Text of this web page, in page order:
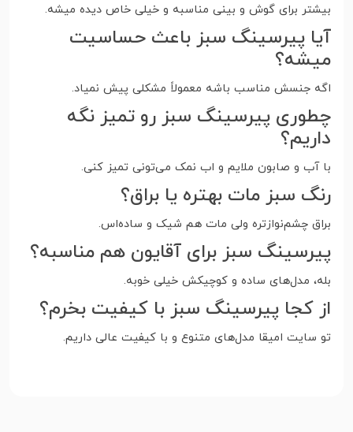
بیشتر برای گوش و بینی مناسبه و خیلی خاص دیده میشه.
آیا پیرسینگ سبز باعث حساسیت
میشه؟
اگه جنسش مناسب باشه معمولاً مشکلی پیش نمیاد.
چطوری پیرسینگ سبز رو تمیز نگه
داریم؟
با آب و صابون ملایم و اب نمک می‌تونی تمیز کنی.
رنگ سبز مات بهتره یا براق؟
براق چشم‌نوازتره ولی مات هم شیک و ساده‌اس.
پیرسینگ سبز برای آقایون هم مناسبه؟
بله، مدل‌های ساده و کوچیکش خیلی خوبه.
از کجا پیرسینگ سبز با کیفیت بخرم؟
تو سایت امیقا مدل‌های متنوع و با کیفیت عالی داریم.